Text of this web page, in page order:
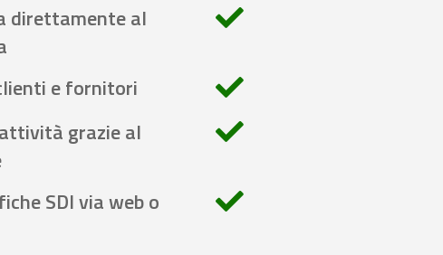
direttamente al
e fornitori
grazie al
SDI via web o